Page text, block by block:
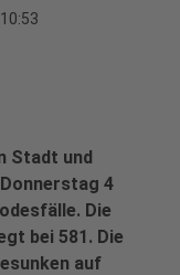
Stadt und
4
Die
bei 581. Die
auf